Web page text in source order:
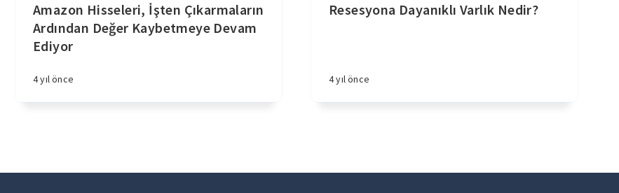
Amazon Hisseleri, İşten Çıkarmaların
Ardından Değer Kaybetmeye Devam
Ediyor
4 yıl önce
Resesyona Dayanıklı Varlık Nedir?
4 yıl önce